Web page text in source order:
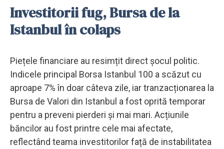
Investitorii fug, Bursa de la
Istanbul în colaps
Piețele financiare au resimțit direct șocul politic.
Indicele principal Borsa Istanbul 100 a scăzut cu
aproape 7% în doar câteva zile, iar tranzacționarea la
Bursa de Valori din Istanbul a fost oprită temporar
pentru a preveni pierderi și mai mari. Acțiunile
băncilor au fost printre cele mai afectate,
reflectând teama investitorilor față de instabilitatea